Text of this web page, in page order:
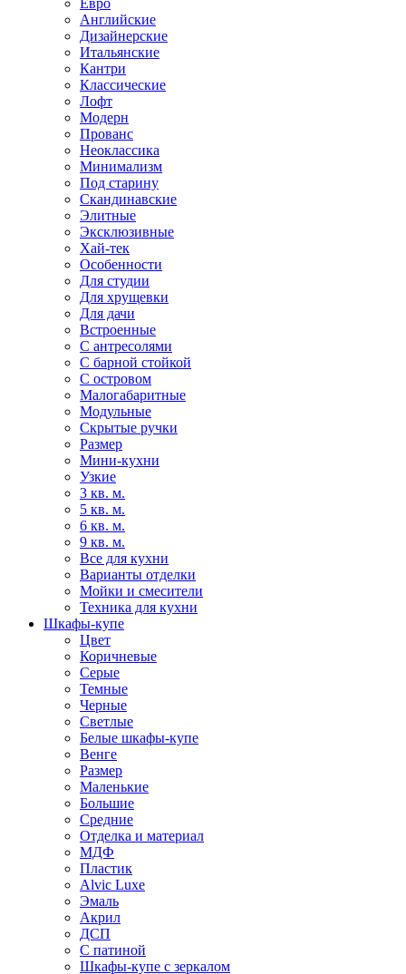
Евро
Английские
Дизайнерские
Итальянские
Кантри
Классические
Лофт
Модерн
Прованс
Неоклассика
Минимализм
Под старину
Скандинавские
Элитные
Эксклюзивные
Хай-тек
Особенности
Для студии
Для хрущевки
Для дачи
Встроенные
С антресолями
С барной стойкой
С островом
Малогабаритные
Модульные
Скрытые ручки
Размер
Мини-кухни
Узкие
3 кв. м.
5 кв. м.
6 кв. м.
9 кв. м.
Все для кухни
Варианты отделки
Мойки и смесители
Техника для кухни
Шкафы-купе
Цвет
Коричневые
Серые
Темные
Черные
Светлые
Белые шкафы-купе
Венге
Размер
Маленькие
Большие
Средние
Отделка и материал
МДФ
Пластик
Alvic Luxe
Эмаль
Акрил
ДСП
С патиной
Шкафы-купе с зеркалом